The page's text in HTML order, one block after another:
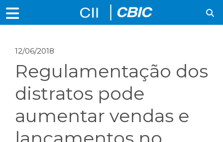
12/06/2018
Regulamentação dos
distratos pode
aumentar vendas e